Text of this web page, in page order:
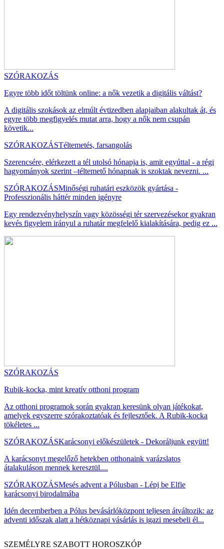
SZÓRAKOZÁS
Egyre több időt töltünk online: a nők vezetik a digitális váltást?
A digitális szokások az elmúlt évtizedben alapjaiban alakultak át, és
egyre több megfigyelés mutat arra, hogy a nők nem csupán
követik...
SZÓRAKOZÁSTéltemetés, farsangolás
Szerencsére, elérkezett a tél utolsó hónapja is, amit egyúttal - a régi
hagyományok szerint –téltemető hónapnak is szoktak nevezni. ...
SZÓRAKOZÁSMinőségi ruhatári eszközök gyártása -
Professzionális háttér minden igényre
Egy rendezvényhelyszín vagy közösségi tér szervezésekor gyakran
kevés figyelem irányul a ruhatár megfelelő kialakítására, pedig ez ...
SZÓRAKOZÁS
Rubik-kocka, mint kreatív otthoni program
Az otthoni programok során gyakran keresünk olyan játékokat,
amelyek egyszerre szórakoztatóak és fejlesztőek. A Rubik-kocka
tökéletes ...
SZÓRAKOZÁSKarácsonyi előkészületek - Dekoráljunk együtt!
A karácsonyt megelőző hetekben otthonaink varázslatos
átalakuláson mennek keresztül....
SZÓRAKOZÁSMesés advent a Pólusban - Lépj be Elfie
karácsonyi birodalmába
Idén decemberben a Pólus bevásárlóközpont teljesen átváltozik: az
adventi időszak alatt a hétköznapi vásárlás is igazi mesebeli él...
SZEMÉLYRE SZABOTT HOROSZKÓP